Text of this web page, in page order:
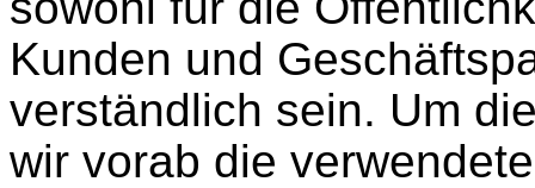
Kunden und
verständlich sein. Um
wir vorab die